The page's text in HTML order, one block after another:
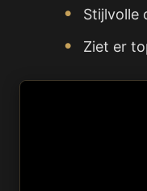
Stijlvolle
Ziet er